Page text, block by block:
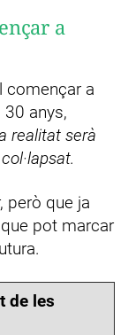
a
començar a
anys,
realitat serà
però que ja
pot marcar
de les